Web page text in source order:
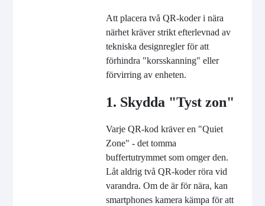
Att placera två QR-koder i nära
närhet kräver strikt efterlevnad av
tekniska designregler för att
förhindra "korsskanning" eller
förvirring av enheten.
1. Skydda "Tyst zon"
Varje QR-kod kräver en "Quiet
Zone" - det tomma
buffertutrymmet som omger den.
Låt aldrig två QR-koder röra vid
varandra. Om de är för nära, kan
smartphones kamera kämpa för att